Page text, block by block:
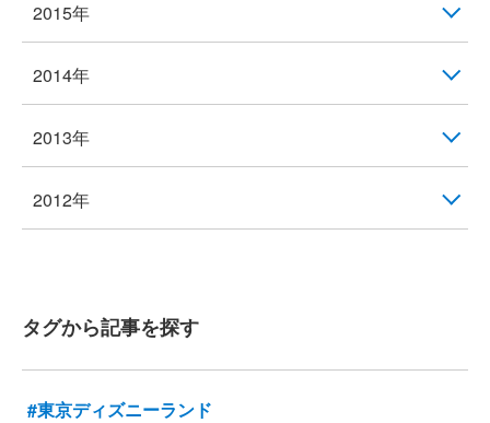
2015年
2014年
2013年
2012年
タグから記事を探す
#東京ディズニーランド